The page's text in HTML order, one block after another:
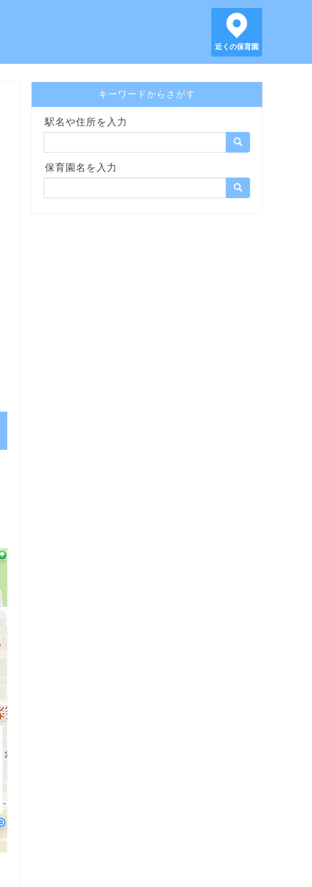
近くの保育園
キーワードからさがす
駅名や住所を入力
保育園名を入力